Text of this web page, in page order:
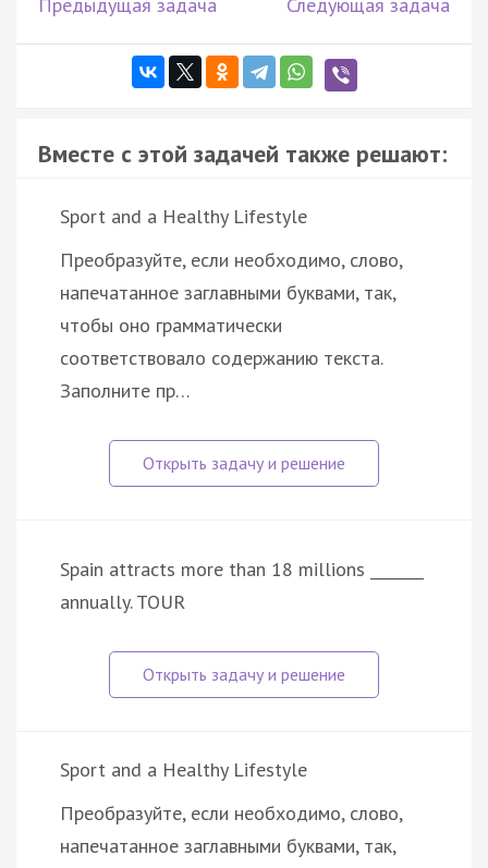
Вместе с этой задачей также решают:
Sport and a Healthy Lifestyle
Преобразуйте, если необходимо, слово,
напечатанное заглавными буквами, так,
чтобы оно грамматически
соответствовало содержанию текста.
Заполните пр…
Spain attracts more than 18 millions _______
annually. TOUR
Sport and a Healthy Lifestyle
Преобразуйте, если необходимо, слово,
напечатанное заглавными буквами, так,